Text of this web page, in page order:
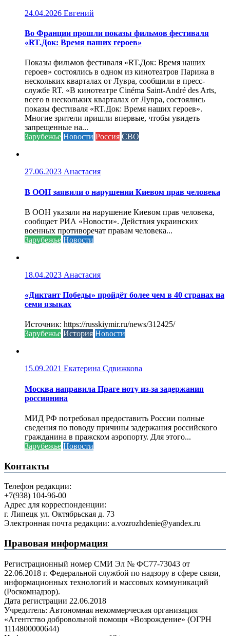
24.04.2026 Евгений
Во Франции прошли показы фильмов фестиваля
«RT.Док: Время наших героев»
Показы фильмов фестиваля «RT.Док: Время наших
героев» состоялись в одном из кинотеатров Парижа в
нескольких кварталах от Лувра, сообщили в пресс-
службе RT. «В кинотеатре Cinéma Saint-André des Arts,
всего в нескольких кварталах от Лувра, состоялись
показы фестиваля «RT.Док: Время наших героев».
Многие зрители пришли впервые, чтобы увидеть
запрещенные на...
Зарубежье Новости Россия СВО
27.06.2023 Анастасия
В ООН заявили о нарушении Киевом прав человека
В ООН указали на нарушение Киевом прав человека,
сообщает РИА «Новости». Действия украинских
военных противоречат правам человека...
Зарубежье Новости
18.04.2023 Анастасия
«Диктант Победы» пройдёт более чем в 40 странах на
семи языках
Источник: https://russkiymir.ru/news/312425/
Зарубежье История Новости
15.09.2021 Екатерина Сдвижкова
Москва направила Праге ноту из-за задержания
россиянина
МИД РФ потребовал предоставить России полные
сведения по поводу причины задержания российского
гражданина в пражском аэропорту. Для этого...
Зарубежье Новости
Контакты
Телефон редакции:
+7(938) 104-96-00
Адрес для корреспонденции:
г. Липецк ул. Октябрьская д. 73
Электронная почта редакции: a.vozrozhdenie@yandex.ru
Правовая информация
Регистрационный номер СМИ Эл № ФС77-73043 от
22.06.2018 г. Федеральной службой по надзору в сфере связи,
информационных технологий и массовых коммуникаций
(Роскомнадзор).
Дата регистрации 22.06.2018
Учредитель: Автономная некоммерческая организация
«Агентство добровольной помощи «Возрождение» (ОГРН
1114800000644)